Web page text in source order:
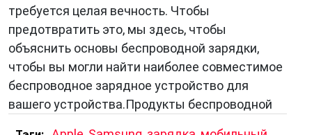
требуется целая вечность. Чтобы
предотвратить это, мы здесь, чтобы
объяснить основы беспроводной зарядки,
чтобы вы могли найти наиболее совместимое
беспроводное зарядное устройство для
вашего устройства.Продукты беспроводной